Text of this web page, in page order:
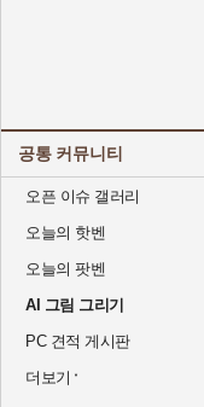
공통 커뮤니티
오픈 이슈 갤러리
오늘의 핫벤
오늘의 팟벤
AI 그림 그리기
PC 견적 게시판
더보기